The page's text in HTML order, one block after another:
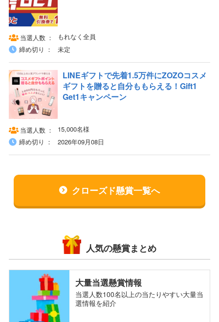
当選人数
もれなく全員
締め切り
未定
LINEギフトで先着1.5万件にZOZOコスメ
ギフトを贈ると自分ももらえる！Gift1
Get1キャンペーン
当選人数
15,000名様
締め切り
2026年09月08日
クローズド懸賞一覧へ
人気の懸賞まとめ
大量当選懸賞情報
当選人数100名以上の当たりやすい大量当
選情報を紹介